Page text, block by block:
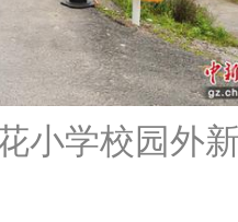
学校园外